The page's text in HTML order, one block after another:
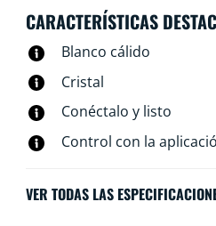
que se atenúa al nivel de
aplicación o a través de tu
inteligente. Puedes
encender o apagar las luces
semanales, y accede de
incluso cuando no estés en
conectan al Wi-Fi existente,
CARACTERÍSTICAS
Blanco cálido
Cristal
Conéctalo y listo
Control con la
VER TODAS LAS